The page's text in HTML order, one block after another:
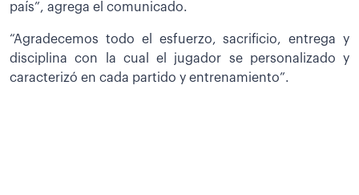
país”, agrega el comunicado.
“Agradecemos todo el esfuerzo, sacrificio, entrega y
disciplina con la cual el jugador se personalizado y
caracterizó en cada partido y entrenamiento”.